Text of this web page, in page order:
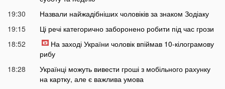
19:30
Назвали найжадібніших чоловіків за знаком Зодіаку
19:15
Ці речі категорично заборонено робити під час грози
18:52
На заході України чоловік впіймав 10-кілограмову
рибу
18:28
Українці можуть вивести гроші з мобільного рахунку
на картку, але є важлива умова